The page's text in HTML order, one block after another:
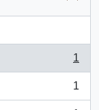
1
1